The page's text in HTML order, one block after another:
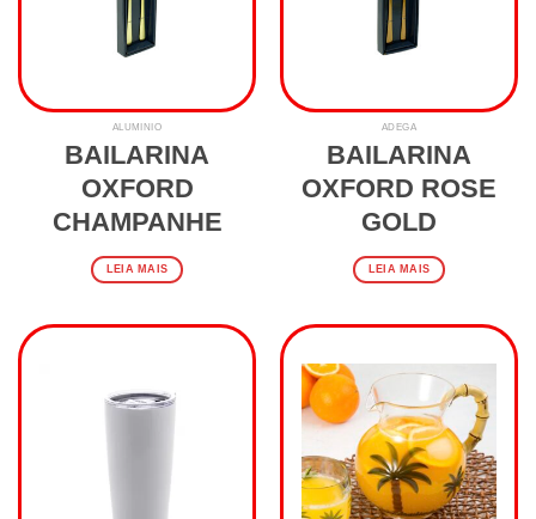
ALUMINIO
BAILARINA
OXFORD
CHAMPANHE
LEIA MAIS
ADEGA
BAILARINA
OXFORD ROSE
GOLD
LEIA MAIS